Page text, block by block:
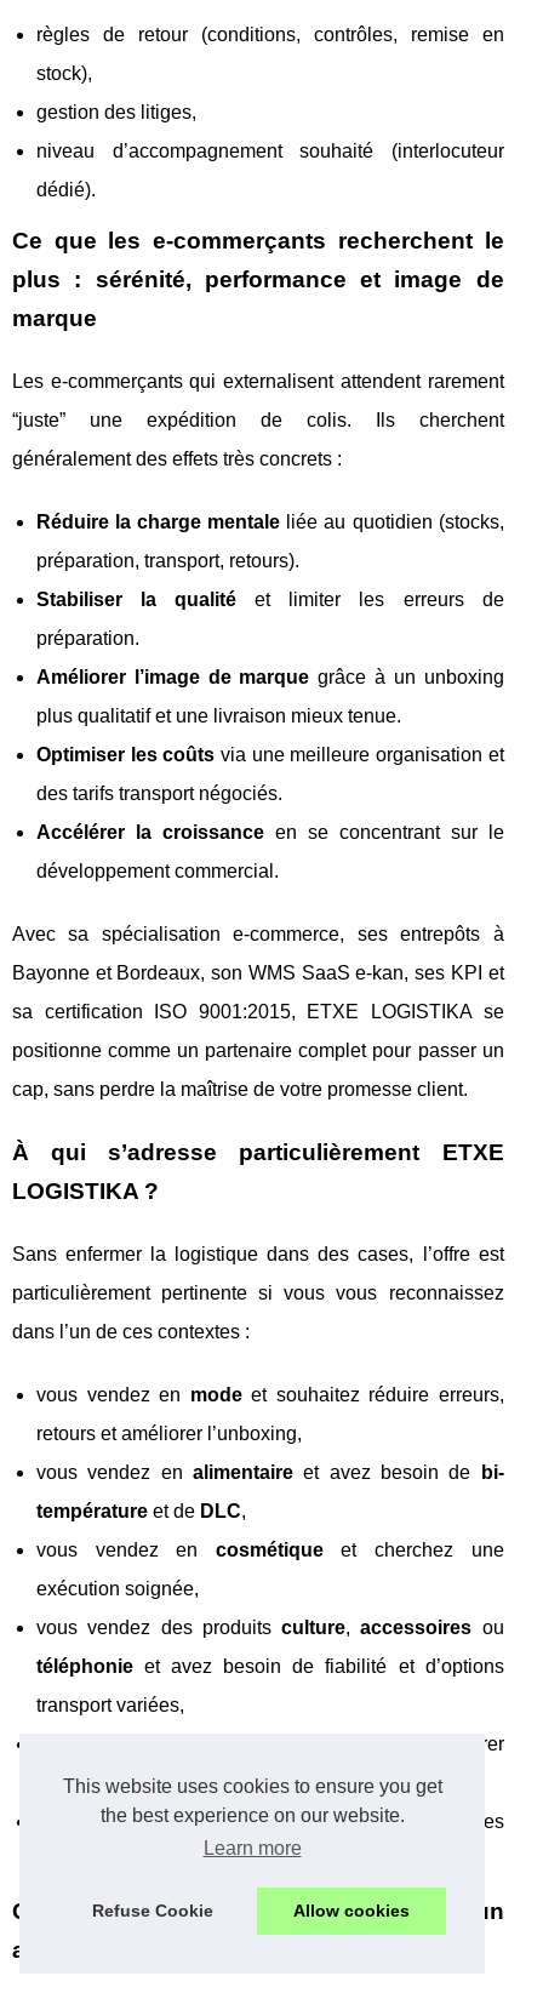
This website uses cookies to ensure you get
the best experience on our website.
Learn more
Refuse Cookie Allow cookies
règles de retour (conditions, contrôles, remise en
stock),
gestion des litiges,
niveau d’accompagnement souhaité (interlocuteur
dédié).
Ce que les e-commerçants recherchent le
plus : sérénité, performance et image de
marque
Les e-commerçants qui externalisent attendent rarement
“juste” une expédition de colis. Ils cherchent
généralement des effets très concrets :
Réduire la charge mentale liée au quotidien (stocks,
préparation, transport, retours).
Stabiliser la qualité et limiter les erreurs de
préparation.
Améliorer l’image de marque grâce à un unboxing
plus qualitatif et une livraison mieux tenue.
Optimiser les coûts via une meilleure organisation et
des tarifs transport négociés.
Accélérer la croissanceen se concentrant sur le
développement commercial.
Avec sa spécialisation e-commerce, ses entrepôts à
Bayonne et Bordeaux, son WMS SaaS e-kan, ses KPI et
sa certification ISO 9001:2015, ETXE LOGISTIKA se
positionne comme un partenaire complet pour passer un
cap, sans perdre la maîtrise de votre promesse client.
À qui s’adresse particulièrement ETXE
LOGISTIKA ?
Sans enfermer la logistique dans des cases, l’offre est
particulièrement pertinente si vous vous reconnaissez
dans l’un de ces contextes :
vous vendez en modeet souhaitez réduire erreurs,
retours et améliorer l’unboxing,
vous vendez en alimentaireet avez besoin de
bi-
température et de DLC,
vous vendez en cosmétiqueet cherchez une
exécution soignée,
vous vendez des produitsculture,accessoires ou
téléphonie et avez besoin de fiabilité et d’options
transport variées,
e-commerce et voulez démarrer
avec un pack simple,
vous êtes encroissanceet devez absorber des
volumes et des pics sans dégrader la qualité.
Conclusion : faire de votre logistique un
avantage compétitif